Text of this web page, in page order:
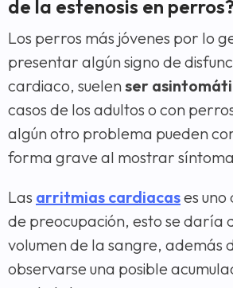
de la estenosis en perros?
Los perros más jóvenes por lo
presentar algún signo de
cardiaco, suelenser
casos de los adultos o con
algún otro problema pueden
forma grave al mostrar
Las arritmias cardiacases uno
de preocupación, esto se daría
volumen de la sangre, además
observarse una posible